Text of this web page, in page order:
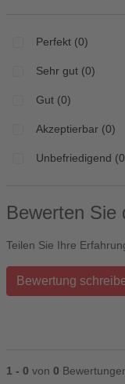
Perfekt (0)
Sehr gut (0)
Gut (0)
Akzeptierbar (0)
Unbefriedigend
Bewerten Sie
Teilen Sie Ihre
Bewertung
1 - 0 von 0